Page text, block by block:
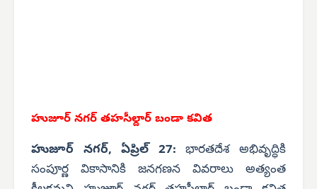
హుజూర్ నగర్ తహసీల్దార్ బండా కవిత
హుజూర్ నగర్, ఏప్రిల్ 27:భారతదేశ అభివృద్ధికి
సంపూర్ణ వికాసానికి జనగణన వివరాలు అత్యంత